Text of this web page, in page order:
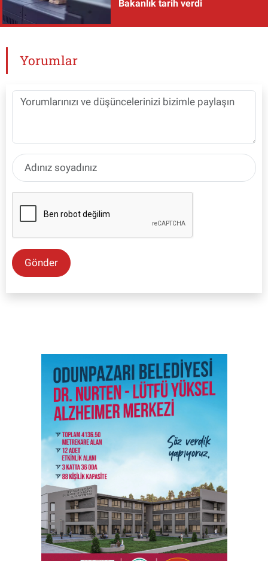
Bakanlık tarih verdi
Yorumlar
Gönder